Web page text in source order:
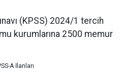
(KPSS) 2024/1 tercih
kurumlarına 2500 memur
A İlanları